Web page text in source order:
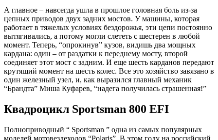
А главное – навсегда ушла в прошлое головная боль из-за
цепных приводов двух задних мостов. У машины, которая
работает в тяжелых условиях бездорожья, эти цепи постоянно
вытягивались, а потому могли слететь с шестерен в любой
момент. Теперь, “опрокинув” кузов, видишь два мощных
кардана: один – от раздатки к переднему мосту, второй
соединяет этот мост с задним. И еще шесть карданов передают
крутящий момент на шесть колес. Все это хозяйство завязано в
один железный узел, и, как выразился главный механик
“Брандта” Миша Куфарев, “надега получилась страшенная!”
Квадроцикл Sportsman 800 EFI
Полноприводный “ Sportsman ” одна из самых популярных